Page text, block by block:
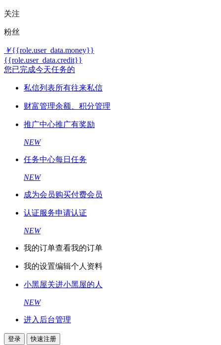
关注
粉丝
￥{{role.user_data.money}}
{{role.user_data.credit}}
您已完成今天任务的
私信列表所有往来私信
财富管理余额、积分管理
推广中心推广有奖励
NEW
任务中心每日任务
NEW
成为会员购买付费会员
认证服务申请认证
NEW
我的订单查看我的订单
我的设置编辑个人资料
小黑屋关进小黑屋的人
NEW
进入后台管理
登录 快速注册